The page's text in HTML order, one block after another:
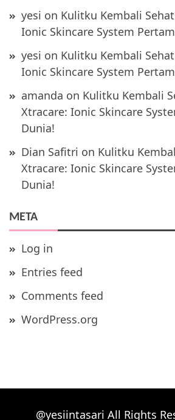
yesi on Kulitku Kembali
Ionic Skincare System
yesi on Kulitku Kembali
Ionic Skincare System
amanda on Kulitku Kembali
Xtracare: Ionic Skincare
Dunia!
Dian Safitri on Kulitku
Xtracare: Ionic Skincare
Dunia!
META
Log in
Entries feed
Comments feed
WordPress.org
@yesiintasari All Rights